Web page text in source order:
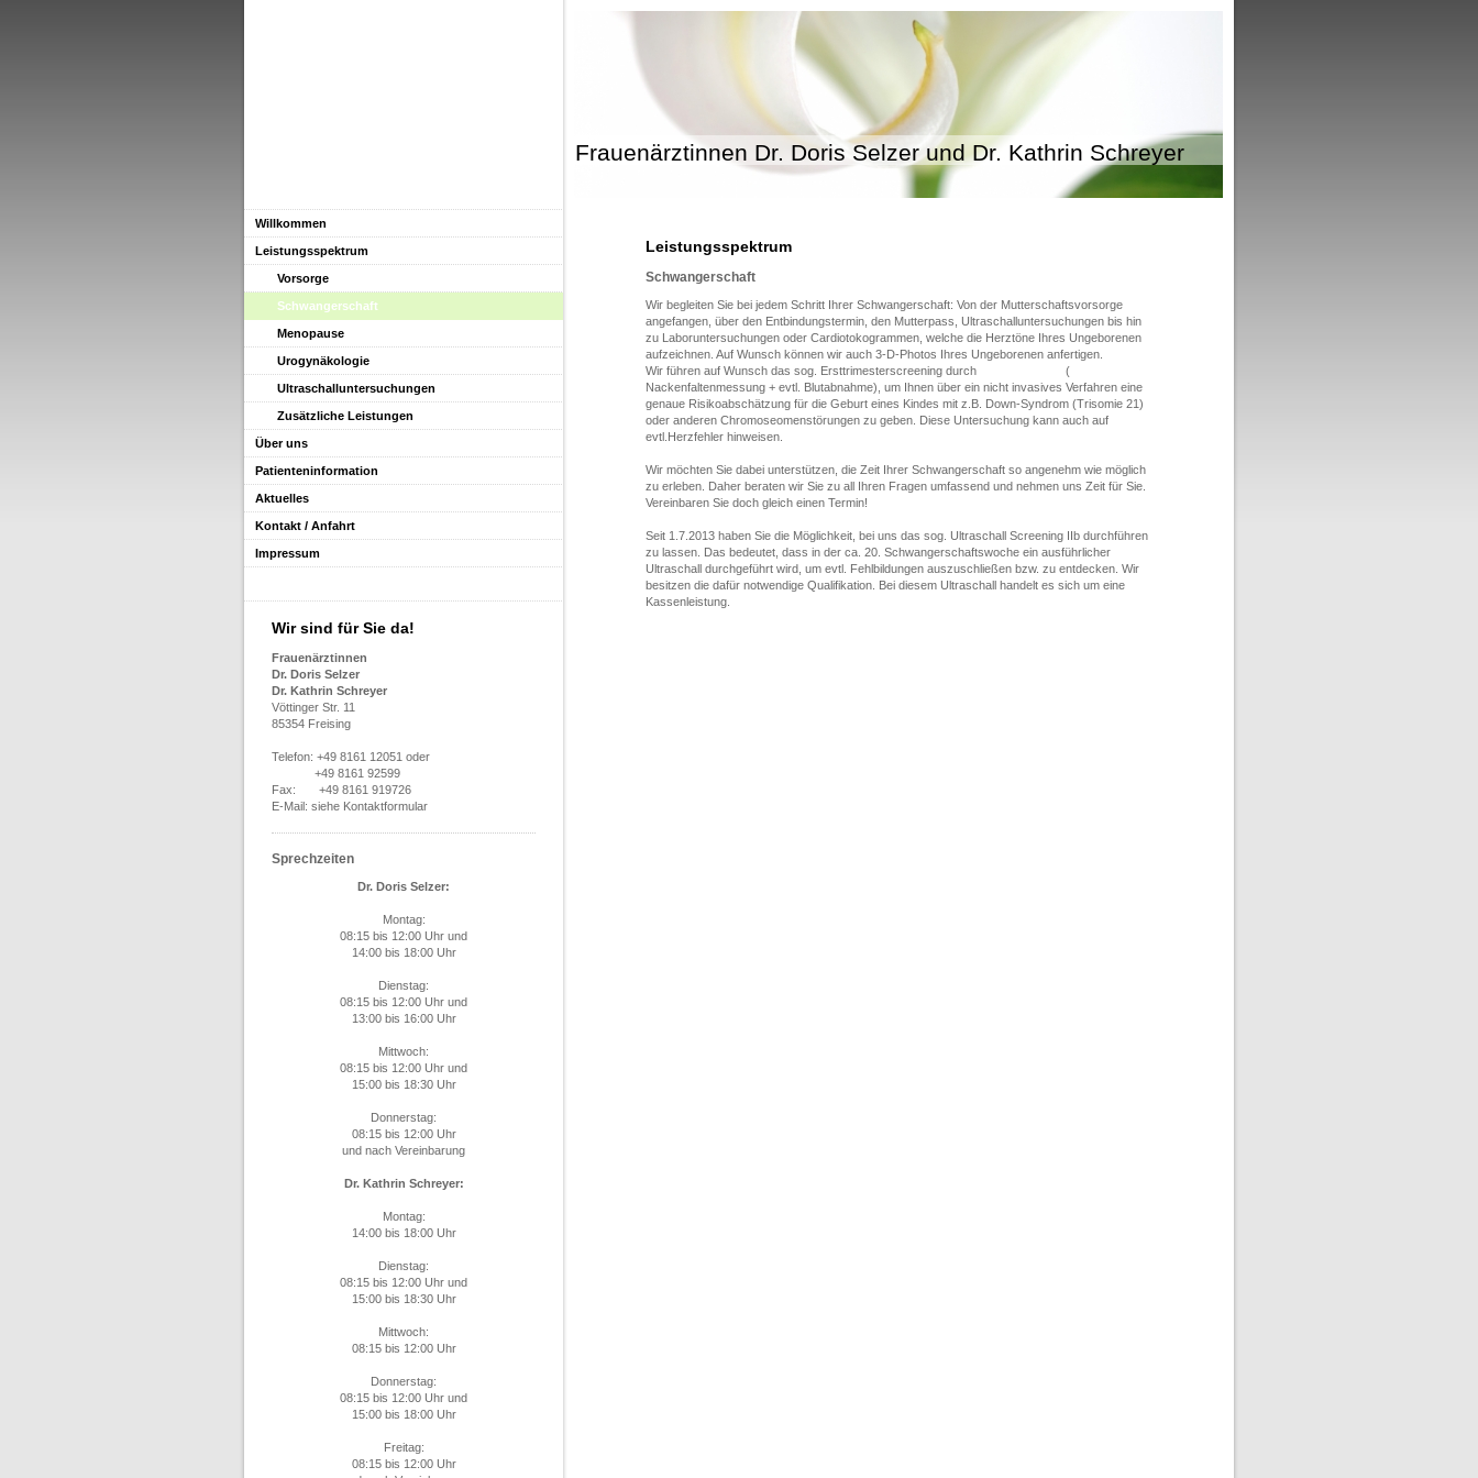
Frauenärztinnen Dr. Doris Selzer und Dr. Kathrin Schreyer
Leistungsspektrum
Schwangerschaft
Wir begleiten Sie bei jedem Schritt Ihrer Schwangerschaft: Von der Mutterschaftsvorsorge
angefangen, über den Entbindungstermin, den Mutterpass, Ultraschalluntersuchungen bis hin
zu Laboruntersuchungen oder Cardiotokogrammen, welche die Herztöne Ihres Ungeborenen
aufzeichnen. Auf Wunsch können wir auch 3-D-Photos Ihres Ungeborenen anfertigen.
Wir führen auf Wunsch das sog. Ersttrimesterscreening durch (
Nackenfaltenmessung + evtl. Blutabnahme), um Ihnen über ein nicht invasives Verfahren eine
genaue Risikoabschätzung für die Geburt eines Kindes mit z.B. Down-Syndrom (Trisomie 21)
oder anderen Chromoseomenstörungen zu geben. Diese Untersuchung kann auch auf
evtl.Herzfehler hinweisen.
Wir möchten Sie dabei unterstützen, die Zeit Ihrer Schwangerschaft so angenehm wie möglich
zu erleben. Daher beraten wir Sie zu all Ihren Fragen umfassend und nehmen uns Zeit für Sie.
Vereinbaren Sie doch gleich einen Termin!
Seit 1.7.2013 haben Sie die Möglichkeit, bei uns das sog. Ultraschall Screening IIb durchführen
zu lassen. Das bedeutet, dass in der ca. 20. Schwangerschaftswoche ein ausführlicher
Ultraschall durchgeführt wird, um evtl. Fehlbildungen auszuschließen bzw. zu entdecken. Wir
besitzen die dafür notwendige Qualifikation. Bei diesem Ultraschall handelt es sich um eine
Kassenleistung.
Willkommen
Leistungsspektrum
Vorsorge
Schwangerschaft
Menopause
Urogynäkologie
Ultraschalluntersuchungen
Zusätzliche Leistungen
Über uns
Patienteninformation
Aktuelles
Kontakt / Anfahrt
Impressum
Wir sind für Sie da!
Frauenärztinnen
Dr. Doris Selzer
Dr. Kathrin Schreyer
Vöttinger Str. 11
85354 Freising
Telefon: +49 8161 12051 oder
+49 8161 92599
Fax: +49 8161 919726
E-Mail: siehe Kontaktformular
Sprechzeiten
Dr. Doris Selzer:
Montag:
08:15 bis 12:00 Uhr und
14:00 bis 18:00 Uhr
Dienstag:
08:15 bis 12:00 Uhr und
13:00 bis 16:00 Uhr
Mittwoch:
08:15 bis 12:00 Uhr und
15:00 bis 18:30 Uhr
Donnerstag:
08:15 bis 12:00 Uhr
und nach Vereinbarung
Dr. Kathrin Schreyer:
Montag:
14:00 bis 18:00 Uhr
Dienstag:
08:15 bis 12:00 Uhr und
15:00 bis 18:30 Uhr
Mittwoch:
08:15 bis 12:00 Uhr
Donnerstag:
08:15 bis 12:00 Uhr und
15:00 bis 18:00 Uhr
Freitag:
08:15 bis 12:00 Uhr